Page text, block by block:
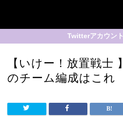
Twitterアカウン
【いけー！放置戦士
のチーム編成はこれ